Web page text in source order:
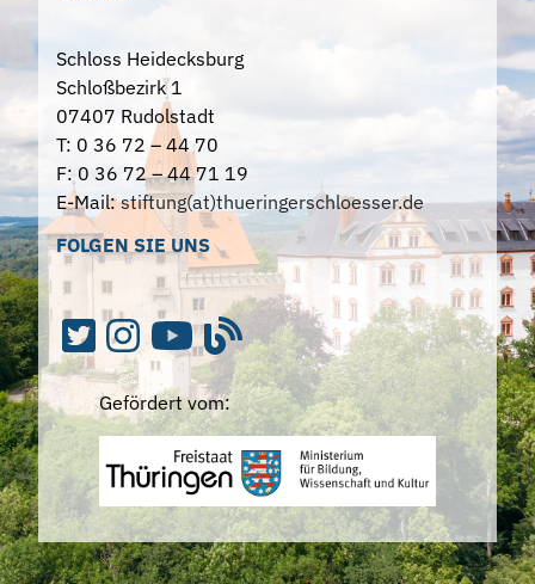
Schloss Heidecksburg
Schloßbezirk 1
07407 Rudolstadt
T: 0 36 72 – 44 70
F: 0 36 72 – 44 71 19
E-Mail:stiftung(at)thueringerschloesser.de
FOLGEN SIE UNS
Gefördert vom: